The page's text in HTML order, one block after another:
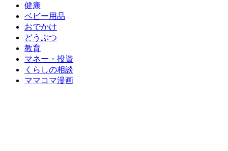
健康
ベビー用品
おでかけ
どうぶつ
教育
マネー・投資
くらしの相談
ママコマ漫画